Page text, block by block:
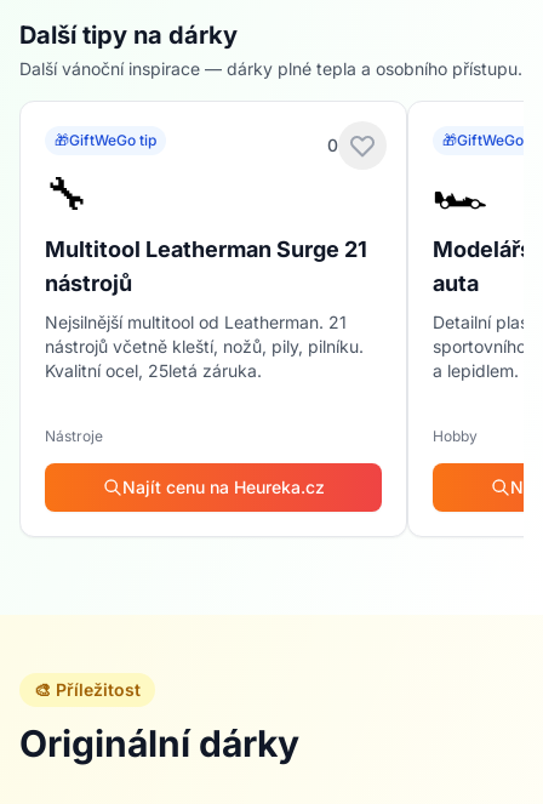
Další tipy na dárky
Další vánoční inspirace — dárky plné tepla a osobního přístupu.
0
🎁GiftWeGo tip
🔧
Multitool Leatherman Surge 21
nástrojů
Nejsilnější multitool od Leatherman. 21
nástrojů včetně kleští, nožů, pily, pilníku.
Kvalitní ocel, 25letá záruka.
Nástroje
Najít cenu na Heureka.cz
🎁GiftWeGo tip
🏎️
auta
Detailní
sportovního
a lepidlem.
Hobby
🎨 Příležitost
Originální dárky